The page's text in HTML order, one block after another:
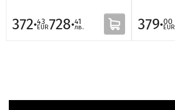
372·43
EUR728·41
лв. 379·00
EUR